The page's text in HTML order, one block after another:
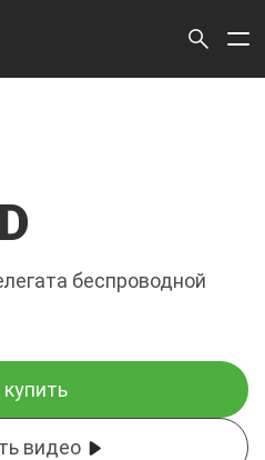
беспроводной
купить
видео